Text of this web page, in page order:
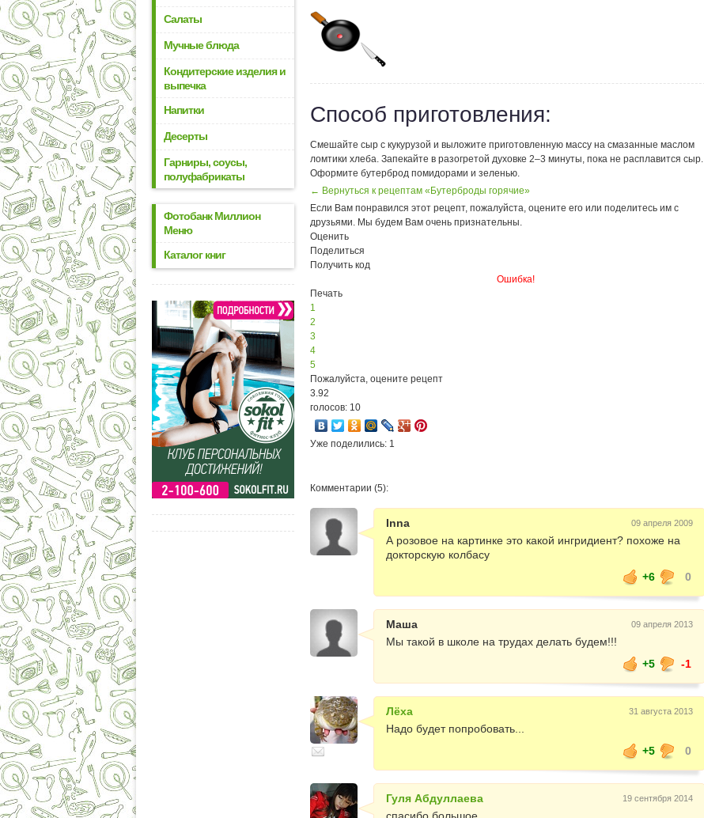
Салаты
Мучные блюда
Кондитерские изделия и
выпечка
Напитки
Десерты
Гарниры, соусы,
полуфабрикаты
Фотобанк Миллион
Меню
Каталог книг
Способ приготовления:
Смешайте сыр с кукурузой и выложите приготовленную массу на смазанные маслом
ломтики хлеба. Запекайте в разогретой духовке 2–3 минуты, пока не расплавится сыр.
Оформите бутерброд помидорами и зеленью.
← Вернуться к рецептам «Бутерброды горячие»
Если Вам понравился этот рецепт, пожалуйста, оцените его или поделитесь им с
друзьями. Мы будем Вам очень признательны.
Оценить
Поделиться
Получить код
Ошибка!
Печать
1
2
3
4
5
Пожалуйста, оцените рецепт
3.92
голосов: 10
Уже поделились: 1
Комментарии (5):
Inna 09 апреля 2009
А розовое на картинке это какой ингридиент? похоже на
докторскую колбасу
+6
0
Маша 09 апреля 2013
Мы такой в школе на трудах делать будем!!!
+5
-1
Лёха 31 августа 2013
Надо будет попробовать...
+5
0
Гуля Абдуллаева 19 сентября 2014